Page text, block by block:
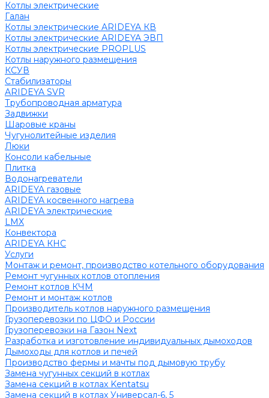
Котлы электрические
Галан
Котлы электрические ARIDEYA КВ
Котлы электрические ARIDEYA ЭВП
Котлы электрические PROPLUS
Котлы наружного размещения
КСУВ
Стабилизаторы
ARIDEYA SVR
Трубопроводная арматура
Задвижки
Шаровые краны
Чугунолитейные изделия
Люки
Консоли кабельные
Плитка
Водонагреватели
ARIDEYA газовые
ARIDEYA косвенного нагрева
ARIDEYA электрические
LMX
Конвектора
ARIDEYA КНС
Услуги
Монтаж и ремонт, производство котельного оборудования
Ремонт чугунных котлов отопления
Ремонт котлов КЧМ
Ремонт и монтаж котлов
Производитель котлов наружного размещения
Грузоперевозки по ЦФО и России
Грузоперевозки на Газон Next
Разработка и изготовление индивидуальных дымоходов
Дымоходы для котлов и печей
Производство фермы и мачты под дымовую трубу
Замена чугунных секций в котлах
Замена секций в котлах Kentatsu
Замена секций в котлах Универсал-6, 5